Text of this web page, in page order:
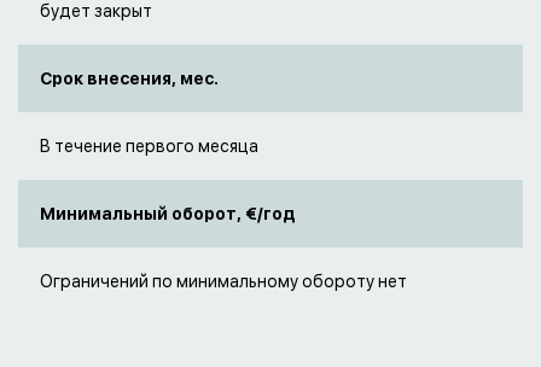
будет закрыт
Срок внесения, мес.
В течение первого месяца
Минимальный оборот, €/год
Ограничений по минимальному обороту нет